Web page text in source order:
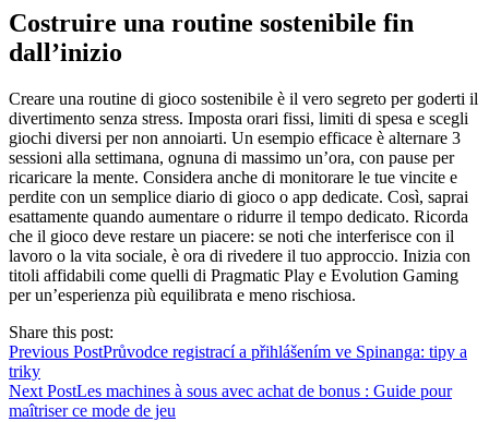
Costruire una routine sostenibile fin
dall’inizio
Creare una routine di gioco sostenibile è il vero segreto per goderti il
divertimento senza stress. Imposta orari fissi, limiti di spesa e scegli
giochi diversi per non annoiarti. Un esempio efficace è alternare 3
sessioni alla settimana, ognuna di massimo un’ora, con pause per
ricaricare la mente. Considera anche di monitorare le tue vincite e
perdite con un semplice diario di gioco o app dedicate. Così, saprai
esattamente quando aumentare o ridurre il tempo dedicato. Ricorda
che il gioco deve restare un piacere: se noti che interferisce con il
lavoro o la vita sociale, è ora di rivedere il tuo approccio. Inizia con
titoli affidabili come quelli di Pragmatic Play e Evolution Gaming
per un’esperienza più equilibrata e meno rischiosa.
Share this post:
Previous PostPrůvodce registrací a přihlášením ve Spinanga: tipy a
triky
Next PostLes machines à sous avec achat de bonus : Guide pour
maîtriser ce mode de jeu